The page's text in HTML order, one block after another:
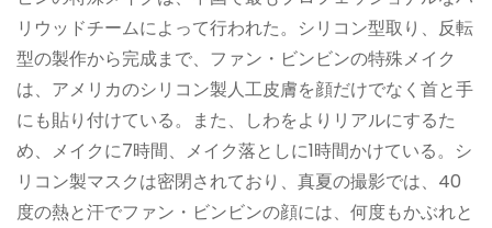
リウッドチームによって行われた。シリコン型取り、反転
型の製作から完成まで、ファン・ビンビンの特殊メイク
は、アメリカのシリコン製人工皮膚を顔だけでなく首と手
にも貼り付けている。また、しわをよりリアルにするた
め、メイクに7時間、メイク落としに1時間かけている。シ
リコン製マスクは密閉されており、真夏の撮影では、40
度の熱と汗でファン・ビンビンの顔には、何度もかぶれと